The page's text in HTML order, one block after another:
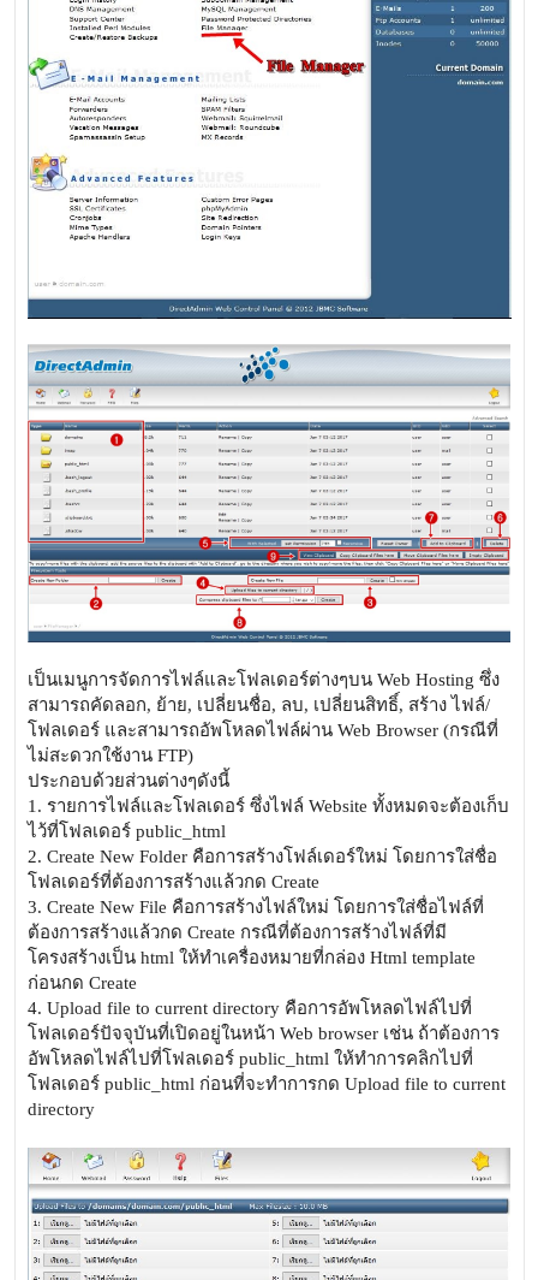
เป็นเมนูการจัดการไฟล์และโฟลเดอร์ต่างๆบน Web Hosting ซึ่ง
สามารถคัดลอก, ย้าย, เปลี่ยนชื่อ, ลบ, เปลี่ยนสิทธิ์, สร้าง ไฟล์/
โฟลเดอร์ และสามารถอัพโหลดไฟล์ผ่าน Web Browser (กรณีที่
ไม่สะดวกใช้งาน FTP)
ประกอบด้วยส่วนต่างๆดังนี้
1. รายการไฟล์และโฟลเดอร์ ซึ่งไฟล์ Website ทั้งหมดจะต้องเก็บ
ไว้ที่โฟลเดอร์ public_html
2. Create New Folder คือการสร้างโฟล์เดอร์ใหม่ โดยการใส่ชื่อ
โฟลเดอร์ที่ต้องการสร้างแล้วกด Create
3. Create New File คือการสร้างไฟล์ใหม่ โดยการใส่ชื่อไฟล์ที่
ต้องการสร้างแล้วกด Create กรณีที่ต้องการสร้างไฟล์ที่มี
โครงสร้างเป็น html ให้ทำเครื่องหมายที่กล่อง Html template
ก่อนกด Create
4. Upload file to current directory คือการอัพโหลดไฟล์ไปที่
โฟลเดอร์ปัจจุบันที่เปิดอยู่ในหน้า Web browser เช่น ถ้าต้องการ
อัพโหลดไฟล์ไปที่โฟลเดอร์ public_html ให้ทำการคลิกไปที่
โฟลเดอร์ public_html ก่อนที่จะทำการกด Upload file to current
directory